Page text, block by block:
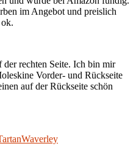
im Angebot und preislich
rechten Seite. Ich bin mir
Vorder- und Rückseite
auf der Rückseite schön
Waverley